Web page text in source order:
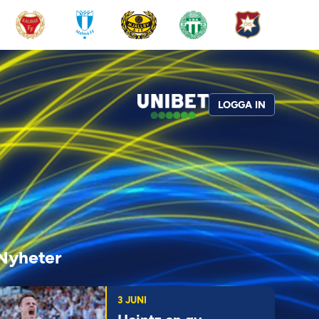
LOGGA IN
3 JUNI